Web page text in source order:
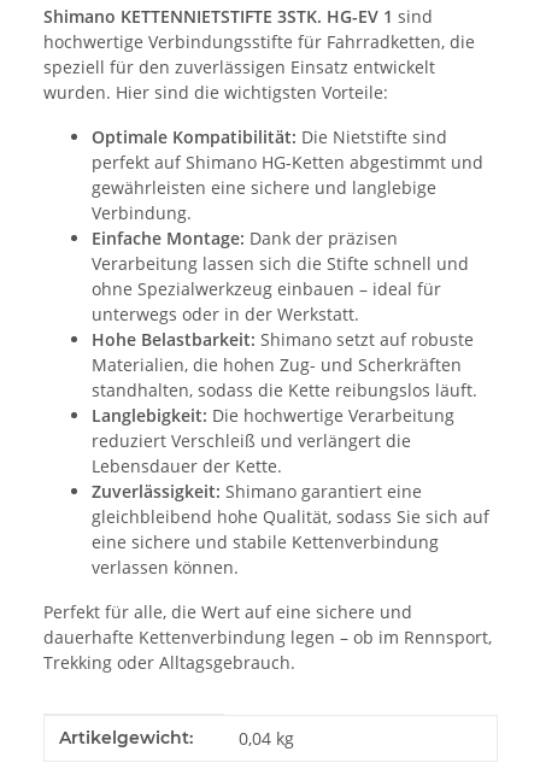
Shimano KETTENNIETSTIFTE 3STK. HG-EV 1 sind
hochwertige Verbindungsstifte für Fahrradketten, die
speziell für den zuverlässigen Einsatz entwickelt
wurden. Hier sind die wichtigsten Vorteile:
Optimale Kompatibilität: Die Nietstifte sind
perfekt auf Shimano HG-Ketten abgestimmt und
gewährleisten eine sichere und langlebige
Verbindung.
Einfache Montage: Dank der präzisen
Verarbeitung lassen sich die Stifte schnell und
ohne Spezialwerkzeug einbauen – ideal für
unterwegs oder in der Werkstatt.
Hohe Belastbarkeit: Shimano setzt auf robuste
Materialien, die hohen Zug- und Scherkräften
standhalten, sodass die Kette reibungslos läuft.
Langlebigkeit: Die hochwertige Verarbeitung
reduziert Verschleiß und verlängert die
Lebensdauer der Kette.
Zuverlässigkeit: Shimano garantiert eine
gleichbleibend hohe Qualität, sodass Sie sich auf
eine sichere und stabile Kettenverbindung
verlassen können.
Perfekt für alle, die Wert auf eine sichere und
dauerhafte Kettenverbindung legen – ob im Rennsport,
Trekking oder Alltagsgebrauch.
Produkteigenschaft
Wert
Artikelgewicht: 0,04 kg